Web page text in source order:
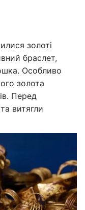
золоті
браслет,
Особливо
золота
Перед
витягли